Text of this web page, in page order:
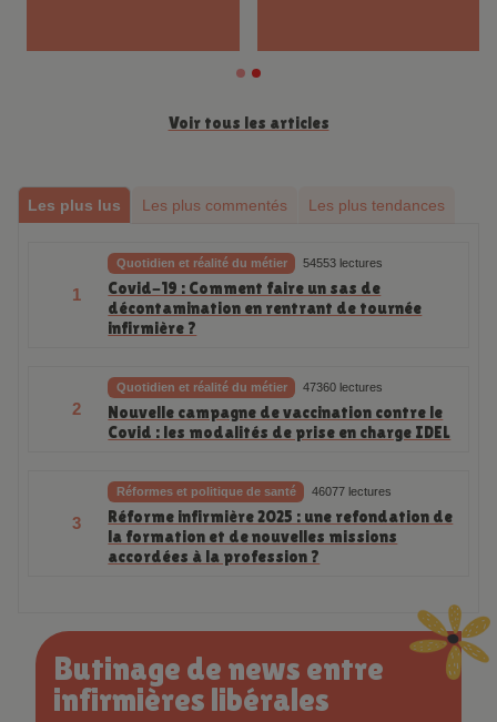
Voir tous les articles
Les plus lus Les plus commentés Les plus tendances
1
Quotidien et réalité du métier 54553 lectures
Covid-19 : Comment faire un sas de
décontamination en rentrant de tournée
infirmière ?
2
Quotidien et réalité du métier 47360 lectures
Nouvelle campagne de vaccination contre le
Covid : les modalités de prise en charge IDEL
3
Réformes et politique de santé 46077 lectures
Réforme infirmière 2025 : une refondation de
la formation et de nouvelles missions
accordées à la profession ?
Butinage de news entre
infirmières libérales